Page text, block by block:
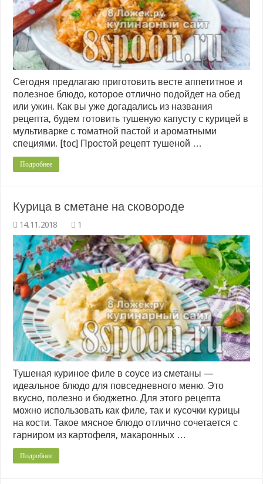
Сегодня предлагаю приготовить весте аппетитное и
полезное блюдо, которое отлично подойдет на обед
или ужин. Как вы уже догадались из названия
рецепта, будем готовить тушеную капусту с курицей в
мультиварке с томатной пастой и ароматными
специями. [toc] Простой рецепт тушеной …
Подробнее
Курица в сметане на сковороде
1
Тушеная куриное филе в соусе из сметаны —
идеальное блюдо для повседневного меню. Это
вкусно, полезно и бюджетно. Для этого рецепта
можно использовать как филе, так и кусочки курицы
на кости. Такое мясное блюдо отлично сочетается с
гарниром из картофеля, макаронных …
Подробнее